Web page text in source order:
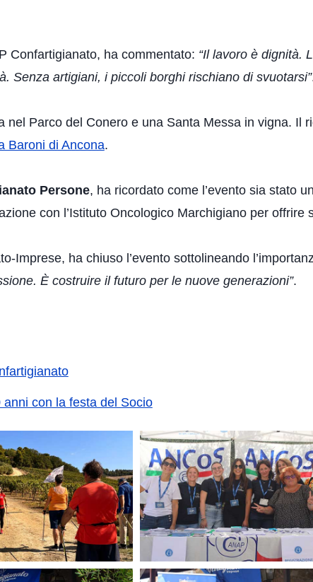
Confartigianato, ha commentato: “Il lavoro è dignità.
Senza artigiani, i piccoli borghi rischiano di svuotarsi”
nel Parco del Conero e una Santa Messa in vigna. Il
Baroni di Ancona.
Persone, ha ricordato come l’evento sia stato
con l’Istituto Oncologico Marchigiano per offrire
Imprese, ha chiuso l’evento sottolineando
È costruire il futuro per le nuove generazioni”.
con la festa del Socio